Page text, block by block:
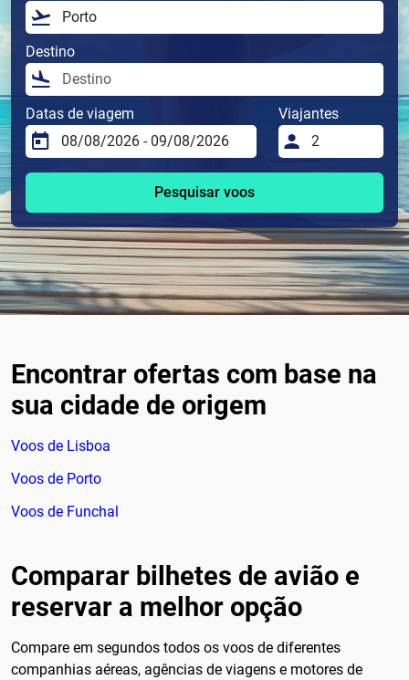
Destino
Datas de viagem Viajantes
Pesquisar voos
Encontrar ofertas com base na
sua cidade de origem
Voos de Lisboa
Voos de Porto
Voos de Funchal
Comparar bilhetes de avião e
reservar a melhor opção
Compare em segundos todos os voos de diferentes
companhias aéreas, agências de viagens e motores de